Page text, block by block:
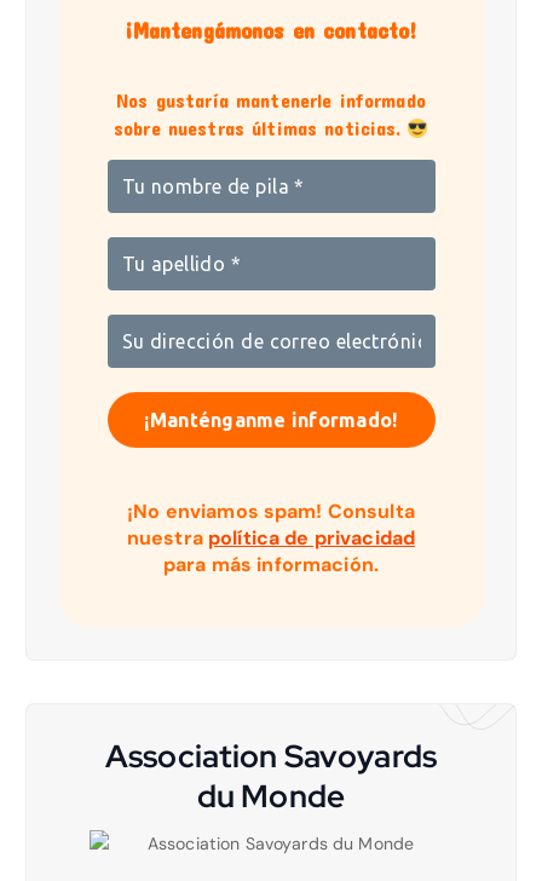
¡Mantengámonos en contacto!
Nos gustaría mantenerle informado
sobre nuestras últimas noticias.
¡No enviamos spam! Consulta
nuestra política de privacidad
para más información.
Association Savoyards
du Monde